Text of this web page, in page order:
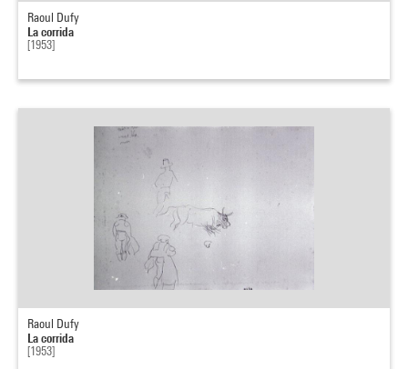
Raoul Dufy
La corrida
[1953]
Raoul Dufy
La corrida
[1953]